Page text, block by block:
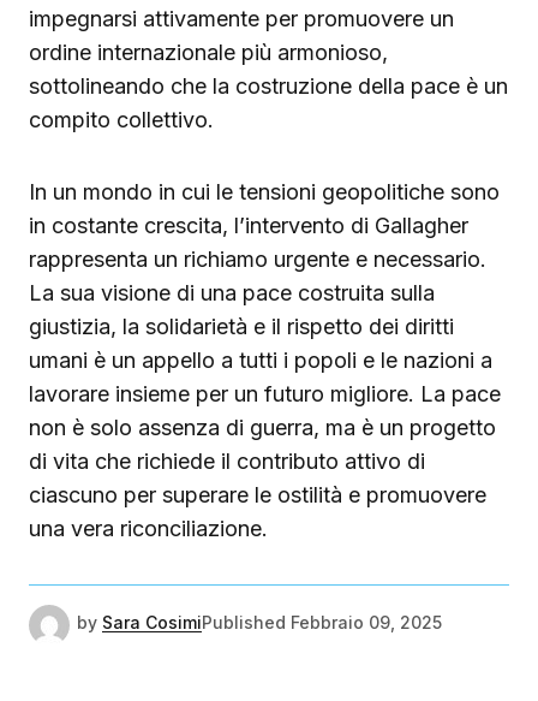
impegnarsi attivamente per promuovere un
ordine internazionale più armonioso,
sottolineando che la costruzione della pace è un
compito collettivo.
In un mondo in cui le tensioni geopolitiche sono
in costante crescita, l’intervento di Gallagher
rappresenta un richiamo urgente e necessario.
La sua visione di una pace costruita sulla
giustizia, la solidarietà e il rispetto dei diritti
umani è un appello a tutti i popoli e le nazioni a
lavorare insieme per un futuro migliore. La pace
non è solo assenza di guerra, ma è un progetto
di vita che richiede il contributo attivo di
ciascuno per superare le ostilità e promuovere
una vera riconciliazione.
by Sara CosimiPublished Febbraio 09, 2025